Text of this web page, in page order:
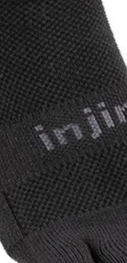
Bewertungen
auf der Trail
präsentiert
Designs sind